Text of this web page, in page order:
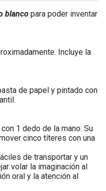
blanco para poder inventar
Incluye la
de papel y pintado con
1 dedo de la mano. Su
cinco títeres con una
de transportar y un
volar la imaginación al
oral y la atención al